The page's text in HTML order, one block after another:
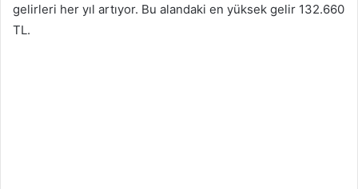
gelirleri her yıl artıyor. Bu alandaki en yüksek gelir 132.660
TL.